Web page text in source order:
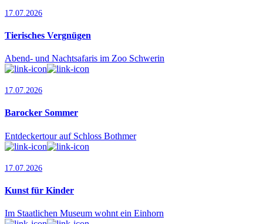
17.07.2026
Tierisches Vergnügen
Abend- und Nachtsafaris im Zoo Schwerin
17.07.2026
Barocker Sommer
Entdeckertour auf Schloss Bothmer
17.07.2026
Kunst für Kinder
Im Staatlichen Museum wohnt ein Einhorn